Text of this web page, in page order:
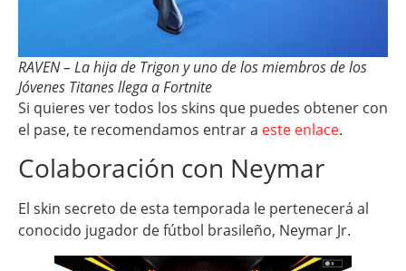
RAVEN – La hija de Trigon y uno de los miembros de los
Jóvenes Titanes llega a Fortnite
Si quieres ver todos los skins que puedes obtener con
el pase, te recomendamos entrar a este enlace.
Colaboración con Neymar
El skin secreto de esta temporada le pertenecerá al
conocido jugador de fútbol brasileño, Neymar Jr.